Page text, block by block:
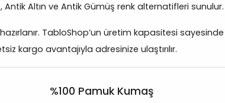
Altın ve Antik Gümüş renk alternatifleri sunulur.
TabloShop’un üretim kapasitesi sayesinde
kargo avantajıyla adresinize ulaştırılır.
%100 Pamuk Kumaş